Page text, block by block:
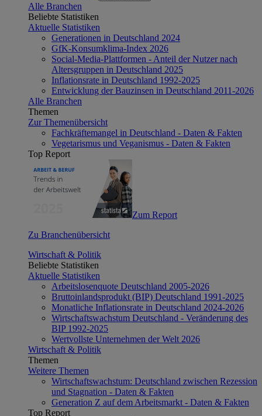
Alle Branchen
Beliebte Statistiken
Aktuelle Statistiken
Generationen in Deutschland 2024
GfK-Konsumklima-Index 2026
Social-Media-Plattformen - Anteil der Nutzer nach
Altersgruppen in Deutschland 2025
Inflationsrate in Deutschland 1992-2025
Entwicklung der Bauzinsen in Deutschland 2011-2026
Alle Branchen
Themen
Zur Themenübersicht
Fachkräftemangel in Deutschland - Daten & Fakten
Vegetarismus und Veganismus - Daten & Fakten
Top Report
Zum Report
Zu Branchenübersicht
Wirtschaft & Politik
Beliebte Statistiken
Aktuelle Statistiken
Arbeitslosenquote Deutschland 2005-2026
Bruttoinlandsprodukt (BIP) Deutschland 1991-2025
Monatliche Inflationsrate in Deutschland 2024-2026
Wirtschaftswachstum Deutschland - Veränderung des
BIP 1992-2025
Wertvollste Unternehmen der Welt 2026
Wirtschaft & Politik
Themen
Weitere Themen
Wirtschaftswachstum: Deutschland zwischen Rezession
und Stagnation - Daten & Fakten
Generation Z auf dem Arbeitsmarkt - Daten & Fakten
Top Report